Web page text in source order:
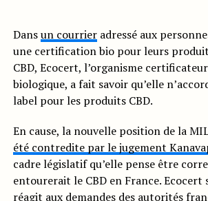
Dansun courrieradressé aux
une certification bio pour leurs
CBD, Ecocert, l’organisme
biologique, a fait savoir qu’elle
label pour les produits CBD.
En cause, la nouvelle position de la
été contredite par le jugement
cadre législatif qu’elle pense être
entourerait le CBD en France. Ecocert
réagit aux demandes des autorités